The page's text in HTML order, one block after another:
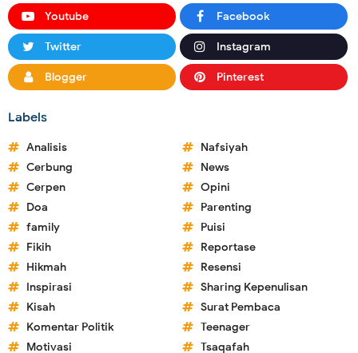
Youtube Facebook
Twitter Instagram
Blogger Pinterest
Labels
Analisis
Cerbung
Cerpen
Doa
family
Fikih
Hikmah
Inspirasi
Kisah
Komentar Politik
Motivasi
Nafsiyah
News
Opini
Parenting
Puisi
Reportase
Resensi
Sharing Kepenulisan
Surat Pembaca
Teenager
Tsaqafah